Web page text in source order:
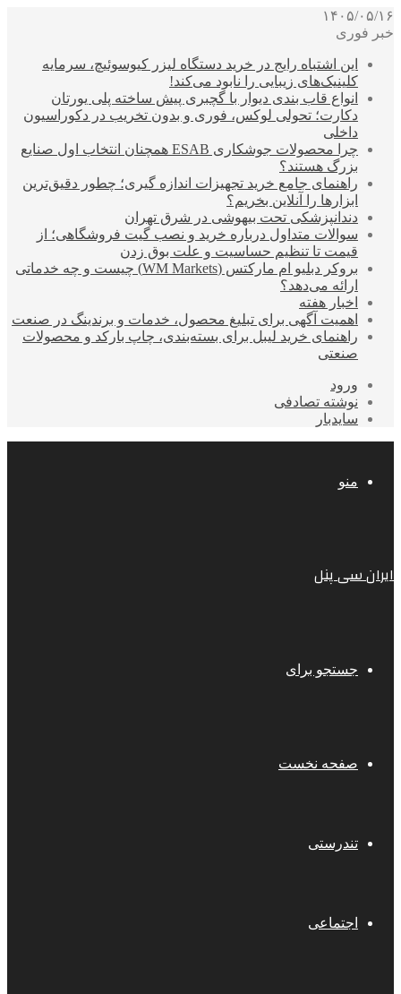
۱۴۰۵/۰۵/۱۶
خبر فوری
این اشتباه رایج در خرید دستگاه لیزر کیوسوئیچ، سرمایه
کلینیک‌های زیبایی را نابود می‌کند!
انواع قاب بندی دیوار با گچبری پیش ساخته پلی یورتان
دکارت؛ تحولی لوکس، فوری و بدون تخریب در دکوراسیون
داخلی
چرا محصولات جوشکاری ESAB همچنان انتخاب اول صنایع
بزرگ هستند؟
راهنمای جامع خرید تجهیزات اندازه گیری؛ چطور دقیق‌ترین
ابزارها را آنلاین بخریم؟
دندانپزشکی تحت بیهوشی در شرق تهران
سوالات متداول درباره خرید و نصب گیت فروشگاهی؛ از
قیمت تا تنظیم حساسیت و علت بوق زدن
بروکر دبلیو ام مارکتس (WM Markets) چیست و چه خدماتی
ارائه می‌دهد؟
اخبار هفته
اهمیت آگهی برای تبلیغ محصول، خدمات و برندینگ در صنعت
راهنمای خرید لیبل برای بسته‌بندی، چاپ بارکد و محصولات
صنعتی
ورود
نوشته تصادفی
سایدبار
منو
ایران سی پنل
جستجو برای
صفحه نخست
تندرستی
اجتماعی